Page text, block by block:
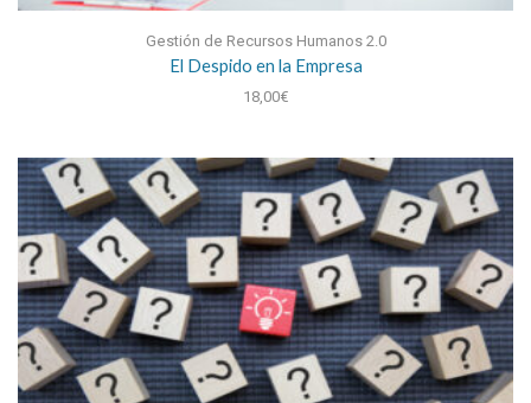
Gestión de Recursos Humanos 2.0
El Despido en la Empresa
18,00€